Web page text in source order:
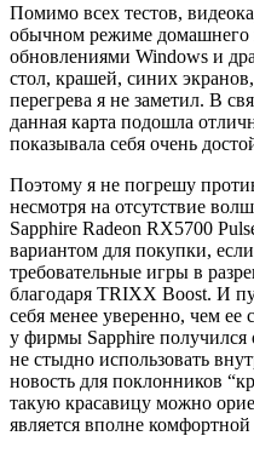
Помимо всех тестов,
обычном режиме домашнего
обновлениями Windows и
стол, крашей, синих
перегрева я не заметил. В
данная карта подошла
показывала себя очень
Поэтому я не погрешу
несмотря на отсутствие
Sapphire Radeon RX5700
вариантом для покупки,
требовательные игры в
благодаря TRIXX Boost. И
себя менее уверенно, чем ее
у фирмы Sapphire получился
не стыдно использовать
новость для поклонников
такую красавицу можно
является вполне комфортной